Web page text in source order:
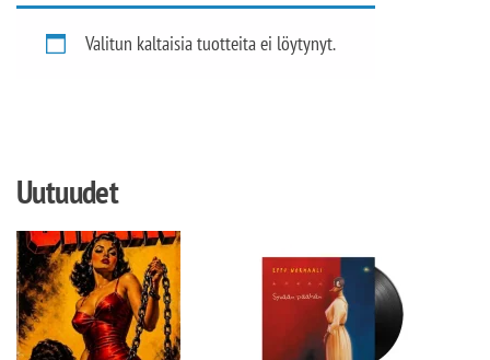
Valitun kaltaisia tuotteita ei löytynyt.
Uutuudet